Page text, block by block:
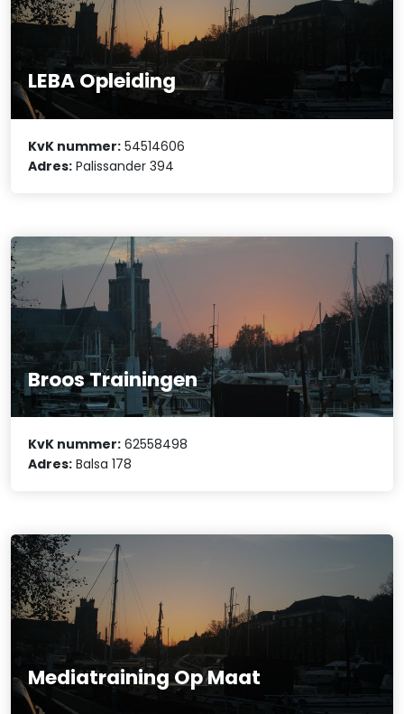
LEBA Opleiding
KvK nummer: 54514606
Adres: Palissander 394
Broos Trainingen
KvK nummer: 62558498
Adres: Balsa 178
Mediatraining Op Maat